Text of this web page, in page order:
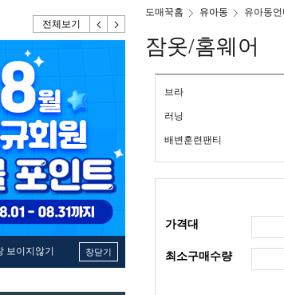
전체보기
보이지않기 창닫기
도매꾹홈 유아동 유아동
잠옷/홈웨어
브라
러닝
배변훈련팬티
가격대
최소구매수량